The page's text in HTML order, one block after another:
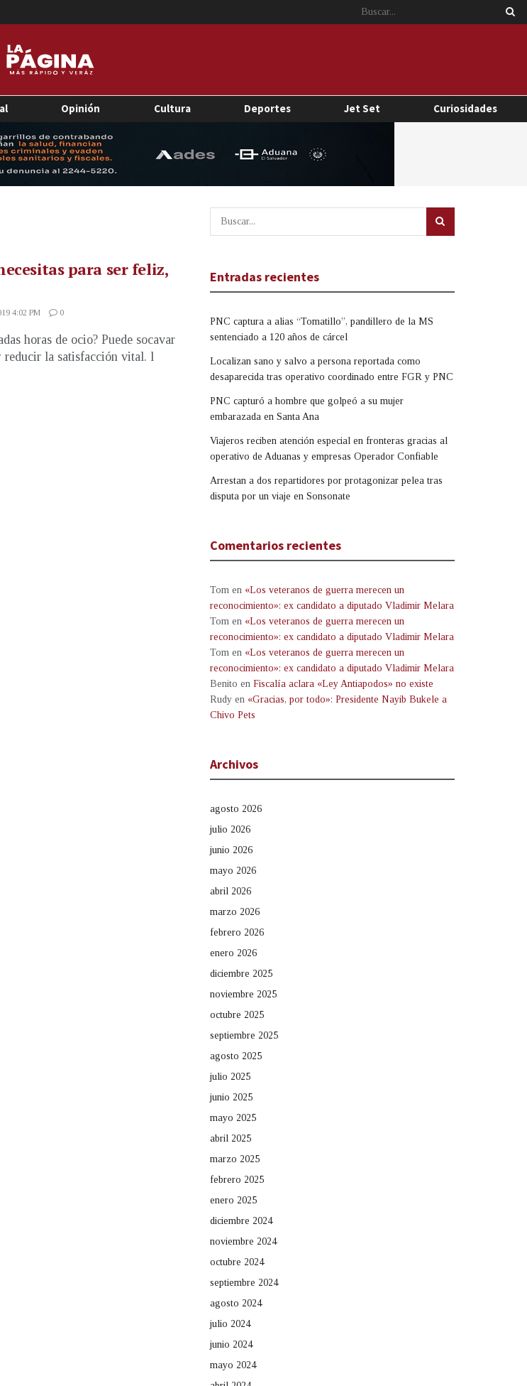
Opinión Cultura Deportes Jet Set Curiosidades
para ser feliz,
4:02 PM 0
horas de ocio? Puede socavar
reducir la satisfacción vital. l
Entradas recientes
PNC captura a alias “Tomatillo”, pandillero de la MS
sentenciado a 120 años de cárcel
Localizan sano y salvo a persona reportada como
desaparecida tras operativo coordinado entre FGR y PNC
PNC capturó a hombre que golpeó a su mujer
embarazada en Santa Ana
Viajeros reciben atención especial en fronteras gracias al
operativo de Aduanas y empresas Operador Confiable
Arrestan a dos repartidores por protagonizar pelea tras
disputa por un viaje en Sonsonate
Comentarios recientes
Tom en «Los veteranos de guerra merecen un
reconocimiento»: ex candidato a diputado Vladimir Melara
Tom en «Los veteranos de guerra merecen un
reconocimiento»: ex candidato a diputado Vladimir Melara
Tom en «Los veteranos de guerra merecen un
reconocimiento»: ex candidato a diputado Vladimir Melara
Benito en Fiscalía aclara «Ley Antiapodos» no existe
Rudy en «Gracias, por todo»: Presidente Nayib Bukele a
Chivo Pets
Archivos
agosto 2026
julio 2026
junio 2026
mayo 2026
abril 2026
marzo 2026
febrero 2026
enero 2026
diciembre 2025
noviembre 2025
octubre 2025
septiembre 2025
agosto 2025
julio 2025
junio 2025
mayo 2025
abril 2025
marzo 2025
febrero 2025
enero 2025
diciembre 2024
noviembre 2024
octubre 2024
septiembre 2024
agosto 2024
julio 2024
junio 2024
mayo 2024